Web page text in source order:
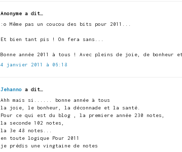
Anonyme a dit…
:o Même pas un coucou des bits pour 2011...
Et bien tant pis ! On fera sans...
Bonne année 2011 à tous ! Avec pleins de joie, de bonheur
4 janvier 2011 à 06:18
Jehanno a dit…
Ahh mais si...... bonne année à tous
la joie, le bonheur, la déconnade et la santé.
Pour ce qui est du blog , la premiere année 230 notes,
la seconde 102 notes,
la 3e 48 notes...
en toute logique Pour 2011
je prédis une vingtaine de notes